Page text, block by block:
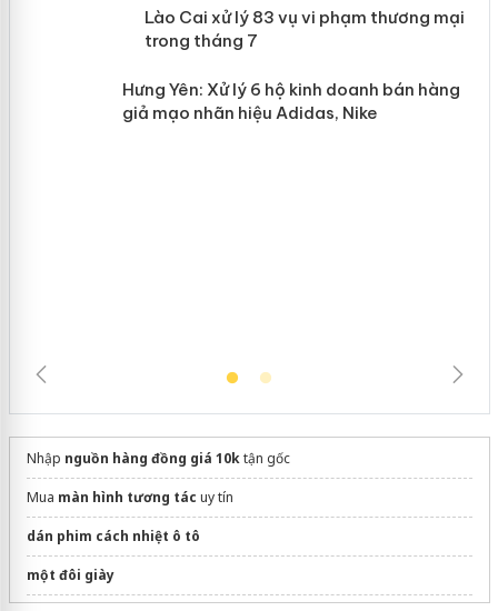
Lào Cai xử lý 83 vụ vi phạm thương
mại trong tháng 7
Nhập nguồn hàng đồng giá 10ktận gốc
Mua màn hình tương tác uy tín
dán phim cách nhiệt ô tô
một đôi giày